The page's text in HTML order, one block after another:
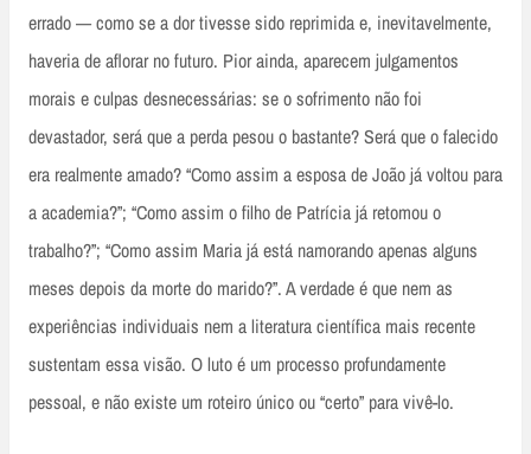
errado — como se a dor tivesse sido reprimida e, inevitavelmente,
haveria de aflorar no futuro. Pior ainda, aparecem julgamentos
morais e culpas desnecessárias: se o sofrimento não foi
devastador, será que a perda pesou o bastante? Será que o falecido
era realmente amado? “Como assim a esposa de João já voltou para
a academia?”; “Como assim o filho de Patrícia já retomou o
trabalho?”; “Como assim Maria já está namorando apenas alguns
meses depois da morte do marido?”. A verdade é que nem as
experiências individuais nem a literatura científica mais recente
sustentam essa visão. O luto é um processo profundamente
pessoal, e não existe um roteiro único ou “certo” para vivê-lo.